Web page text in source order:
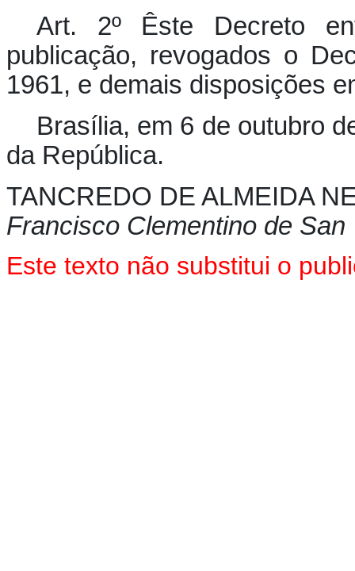
Art. 2º Êste Decreto
publicação, revogados o
1961, e demais disposições
Brasília, em 6 de outubro
da República.
TANCREDO DE ALMEIDA
Francisco Clementino de San
Este texto não substitui o